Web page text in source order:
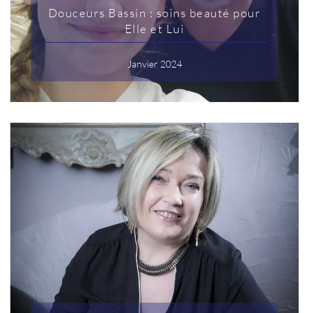
Douceurs Bassin : soins beauté pour
Elle et Lui
Janvier 2024